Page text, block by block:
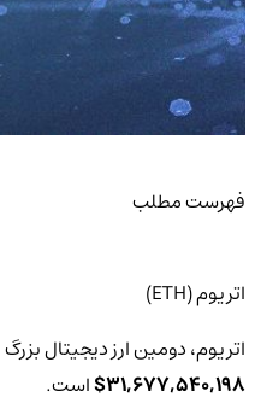
فهرست مطلب
اتریوم (ETH)
اتریوم، دومین ارز دیجیتال بزرگ
31,677,540,198$ است.